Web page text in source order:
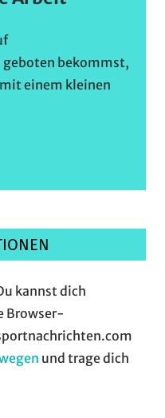
bekommst,
einem kleinen
kannst dich
Browser-
und trage dich